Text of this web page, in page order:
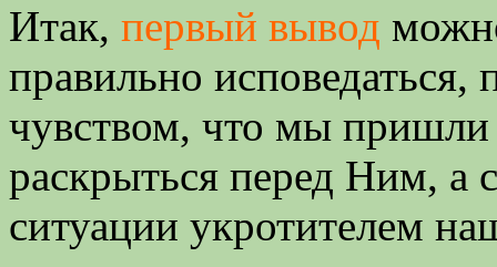
Итак, первый вывод
правильно
чувством, что мы пришли
раскрыться перед Ним, а
ситуации укротителем